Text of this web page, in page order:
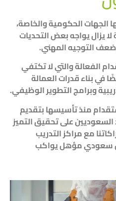
الجهات الحكومية والخاصة،
يزال يواجه بعض التحديات
التوجيه المهني.
الفعالة والتي لا تكتفي
في بناء قدرات العمالة
وبرامج التطوير الوظيفي.
منذ تأسيسها بتقديم
على تحقيق التميز
مع مراكز التدريب
سعودي مؤهل يواكب